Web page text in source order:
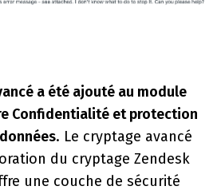
a été ajouté au module
Confidentialité et protection
. Le cryptage avancé
du cryptage Zendesk
une couche de sécurité